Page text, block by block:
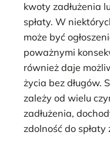
kwoty zadłużenia
spłaty. W
może być
poważnymi
również daje
życia bez długów.
zależy od wielu
zadłużenia,
zdolność do